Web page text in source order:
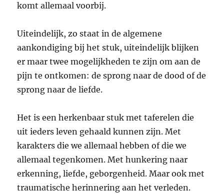
komt allemaal voorbij.
Uiteindelijk, zo staat in de algemene
aankondiging bij het stuk, uiteindelijk blijken
er maar twee mogelijkheden te zijn om aan de
pijn te ontkomen: de sprong naar de dood of de
sprong naar de liefde.
Het is een herkenbaar stuk met taferelen die
uit ieders leven gehaald kunnen zijn. Met
karakters die we allemaal hebben of die we
allemaal tegenkomen. Met hunkering naar
erkenning, liefde, geborgenheid. Maar ook met
traumatische herinnering aan het verleden.